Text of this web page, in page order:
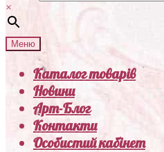
×
Меню
Каталог товарів
Новини
Арт-Блог
Контакти
Особистий кабінет